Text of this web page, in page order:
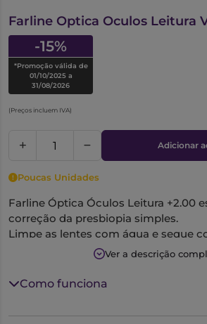
Farline Optica Oculos Leitura
-15%
*Promoção válida de
01/10/2025 a
31/08/2026
(Preços incluem IVA)
Adicionar
Poucas Unidades
Farline Óptica Óculos Leitura +2.00
correção da presbiopia simples.
Limpe as lentes com água e seque
Ver a descrição
Como funciona